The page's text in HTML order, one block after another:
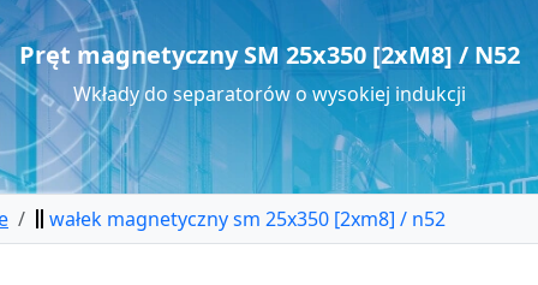
Pręt magnetyczny SM 25x350 [2xM8] / N52
Wkłady do separatorów o wysokiej indukcji
wałek magnetyczny sm 25x350 [2xm8] / n52